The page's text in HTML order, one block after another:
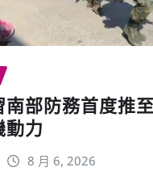
南部防務首度推
動力
8 月 6, 2026